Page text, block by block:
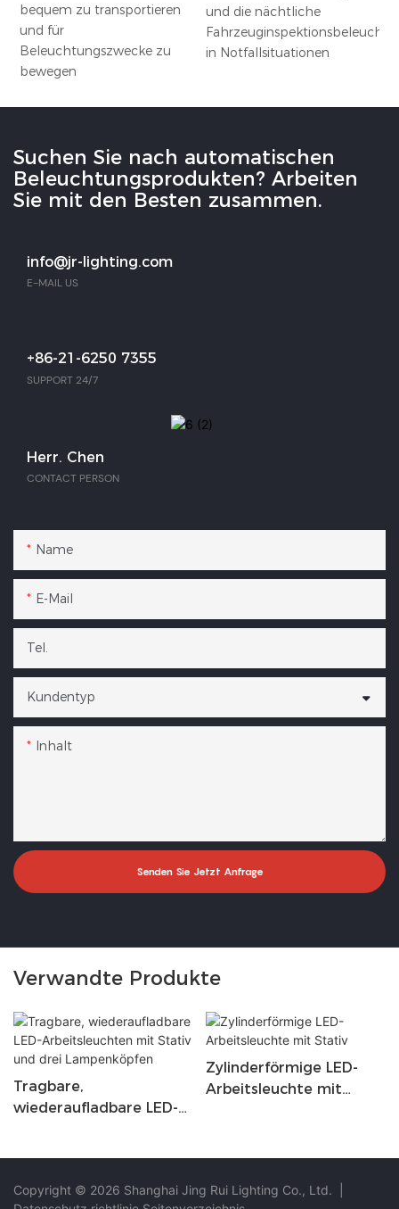
bequem zu transportieren
und für
Beleuchtungszwecke zu
bewegen
und die nächtliche
in Notfallsituationen
Suchen Sie nach automatischen
Beleuchtungsprodukten? Arbeiten
Sie mit den Besten zusammen.
info@jr-lighting.com
E-MAIL US
+86-21-6250 7355
SUPPORT 24/7
Herr. Chen
CONTACT PERSON
Name
E-Mail
Tel.
Kundentyp
Inhalt
Senden Sie Jetzt Anfrage
Verwandte Produkte
Tragbare,
wiederaufladbare LED-
Zylinderförmige LED-
Arbeitsleuchte mit
Copyright © 2026 Shanghai Jing Rui Lighting Co., Ltd.